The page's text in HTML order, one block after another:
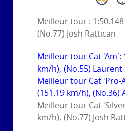
Meilleur tour :
(No.77) Josh Rattican
Meilleur tour Cat 'Am':
km/h), (No.55)
Meilleur tour Cat 'Pro-
(151.19 km/h), (No.36)
Meilleur tour Cat
km/h), (No.77) Josh